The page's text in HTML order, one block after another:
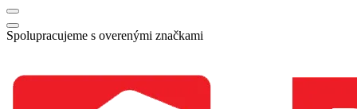
Spolupracujeme s overenými značkami